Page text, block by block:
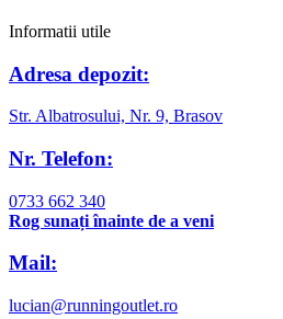
Informatii utile
Adresa depozit:
Str. Albatrosului, Nr. 9, Brasov
Nr. Telefon:
0733 662 340
Rog sunați înainte de a veni
Mail:
lucian@runningoutlet.ro